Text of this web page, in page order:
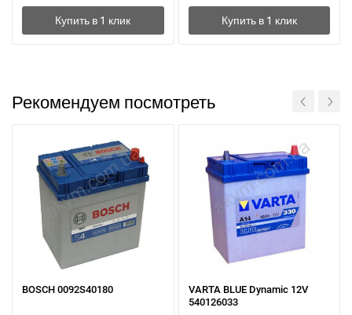
Рекомендуем посмотреть
BOSCH 0092S40180
VARTA BLUE Dynamic 12V
540126033